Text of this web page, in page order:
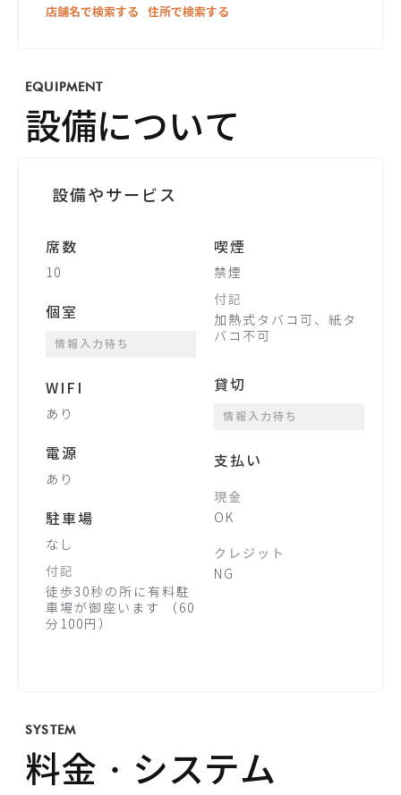
店舗名で検索する 住所で検索する
EQUIPMENT
設備について
設備やサービス
席数
10
個室
情報入力待ち
WIFI
あり
電源
あり
駐車場
なし
付記
徒歩30秒の所に有料駐
車場が御座います （60
分100円）
喫煙
禁煙
付記
加熱式タバコ可、紙タ
バコ不可
貸切
情報入力待ち
支払い
現金
OK
クレジット
NG
SYSTEM
料金・システム